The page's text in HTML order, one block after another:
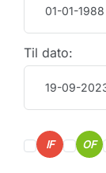
Til dato:
IF OF